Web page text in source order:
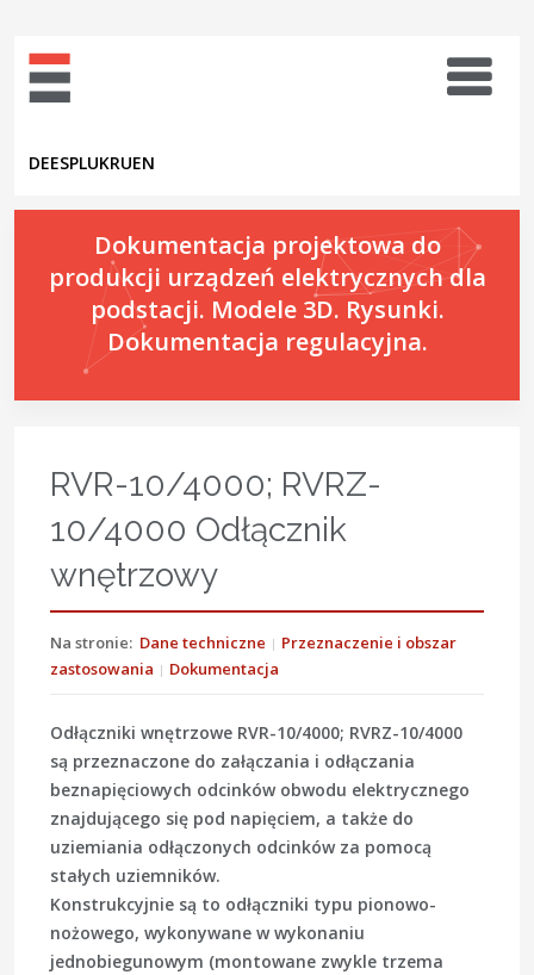
DEESPLUKRUEN
Dokumentacja projektowa do
produkcji urządzeń elektrycznych dla
podstacji. Modele 3D. Rysunki.
Dokumentacja regulacyjna.
RVR-10/4000; RVRZ-
10/4000 Odłącznik
wnętrzowy
Na stronie: Dane techniczne
Przeznaczenie i obszar
zastosowania
Dokumentacja
Odłączniki wnętrzowe RVR-10/4000; RVRZ-10/4000
są przeznaczone do załączania i odłączania
beznapięciowych odcinków obwodu elektrycznego
znajdującego się pod napięciem, a także do
uziemiania odłączonych odcinków za pomocą
stałych uziemników.
Konstrukcyjnie są to odłączniki typu pionowo-
nożowego, wykonywane w wykonaniu
jednobiegunowym (montowane zwykle trzema